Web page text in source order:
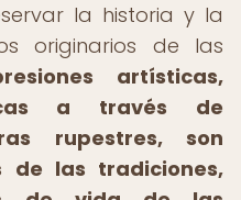
la historia y la
originarios de las
artísticas,
a través de
rupestres, son
de las tradiciones,